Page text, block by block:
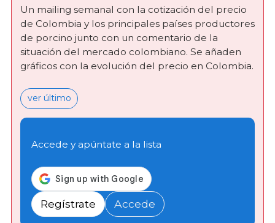
Un mailing semanal con la cotización del precio
de Colombia y los principales países productores
de porcino junto con un comentario de la
situación del mercado colombiano. Se añaden
gráficos con la evolución del precio en Colombia.
ver último
Accede y apúntate a la lista
Regístrate Accede